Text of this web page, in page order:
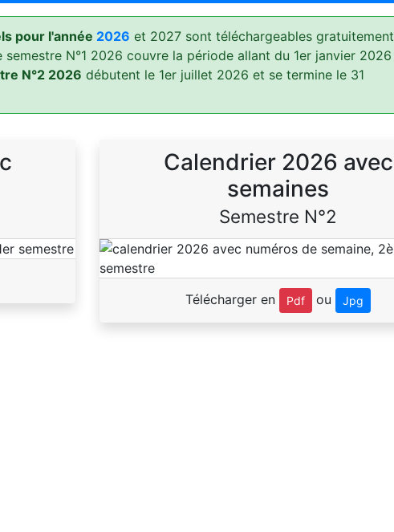
pour l'année 2026 et 2027 sont téléchargeables gratuitement
N°1 2026 couvre la période allant du 1er janvier 2026
N°2 2026 débutent le 1er juillet 2026 et se termine le 31
Calendrier 2026 avec
semaines
Semestre N°2
Télécharger en Pdf ou Jpg